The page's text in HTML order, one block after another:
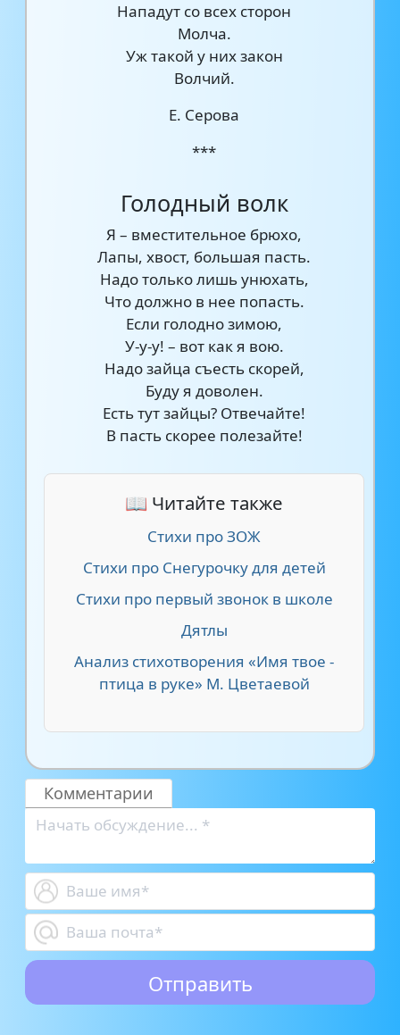
Нападут со всех сторон
Молча.
Уж такой у них закон
Волчий.
Е. Серова
***
Голодный волк
Я – вместительное брюхо,
Лапы, хвост, большая пасть.
Надо только лишь унюхать,
Что должно в нее попасть.
Если голодно зимою,
У-у-у! – вот как я вою.
Надо зайца съесть скорей,
Буду я доволен.
Есть тут зайцы? Отвечайте!
В пасть скорее полезайте!
📖 Читайте также
Стихи про ЗОЖ
Стихи про Снегурочку для детей
Стихи про первый звонок в школе
Дятлы
Анализ стихотворения «Имя твое -
птица в руке» М. Цветаевой
Комментарии